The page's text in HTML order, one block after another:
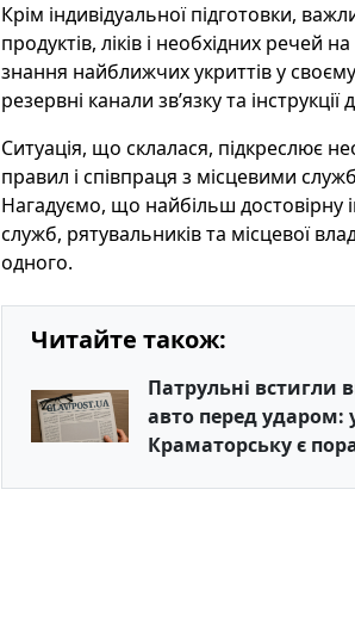
Крім індивідуальної підготовки,
продуктів, ліків і необхідних речей
знання найближчих укриттів у
резервні канали зв’язку та
Ситуація, що склалася, підкреслює
правил і співпраця з місцевими
Нагадуємо, що найбільш достовірну
служб, рятувальників та місцевої
одного.
Читайте також:
Патрульні встигли
авто перед ударом:
Краматорську є